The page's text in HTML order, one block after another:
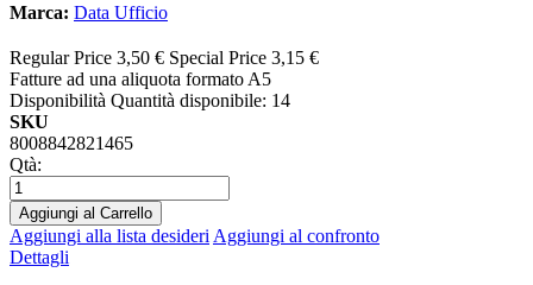
Marca: Data Ufficio
Regular Price 3,50 € Special Price 3,15 €
Fatture ad una aliquota formato A5
Disponibilità Quantità disponibile: 14
SKU
8008842821465
Qtà:
Aggiungi al Carrello
Aggiungi alla lista desideri Aggiungi al confronto
Dettagli